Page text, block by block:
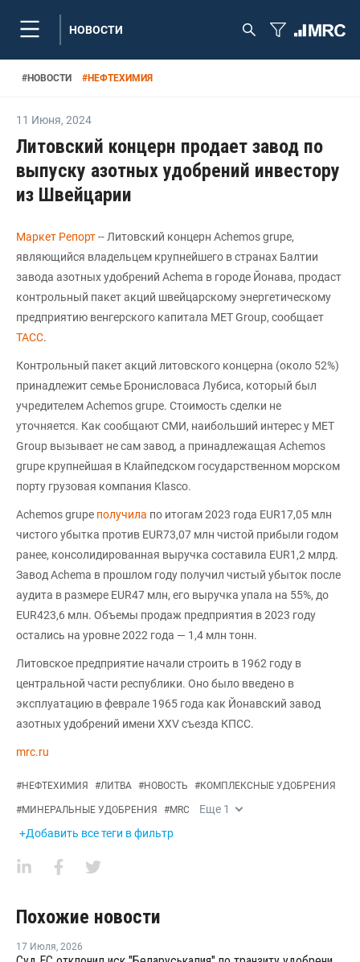
НОВОСТИ
#НОВОСТИ #НЕФТЕХИМИЯ
11 Июня, 2024
Литовский концерн продает завод по
выпуску азотных удобрений инвестору
из Швейцарии
Маркет Репорт-- Литовский концерн Achemos grupe,
являющийся владельцем крупнейшего в странах Балтии
завода азотных удобрений Achemа в городе Йонава, продаст
контрольный пакет акций швейцарскому энергетическому
предприятию венгерского капитала MET Group, сообщает
ТАСС.
Контрольный пакет акций литовского концерна (около 52%)
принадлежит семье Бронисловаса Лубиса, который был
учредителем Achemos grupe. Стоимость сделки не
уточняется. Как сообщают СМИ, наибольший интерес у MET
Group вызывает не сам завод, а принадлежащая Achemos
grupe крупнейшая в Клайпедском государственном морском
порту грузовая компания Klasco.
Achemos grupe получила по итогам 2023 года EUR17,05 млн
чистого убытка против EUR73,07 млн чистой прибыли годом
ранее, консолидированная выручка составила EUR1,2 млрд.
Завод Achema в прошлом году получил чистый убыток после
аудита в размере EUR47 млн, его выручка упала на 55%, до
EUR423,6 млн. Объемы продаж предприятия в 2023 году
остались на уровне 2022 года — 1,4 млн тонн.
Литовское предприятие начали строить в 1962 году в
центральной части республики. Оно было введено в
эксплуатацию в феврале 1965 года как Йонавский завод
азотных удобрений имени XXV съезда КПСС.
mrc.ru
#НЕФТЕХИМИЯ #ЛИТВА #НОВОСТЬ #КОМПЛЕКСНЫЕ УДОБРЕНИЯ
#МИНЕРАЛЬНЫЕ УДОБРЕНИЯ #MRC Еще 1
+Добавить все теги в фильтр
Похожие новости
17 Июля, 2026